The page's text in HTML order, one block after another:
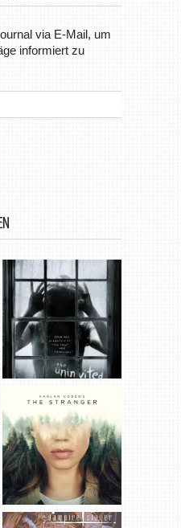
via E-Mail, um
informiert zu